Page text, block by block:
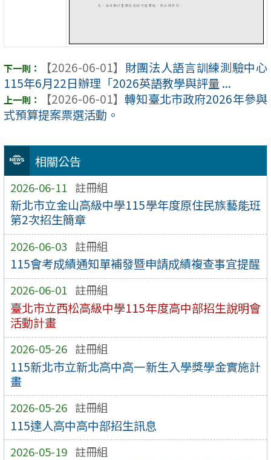
相關公告
2026-06-11 註冊組
新北市立金山高級中學115學年度原住民族藝能班
第2次招生簡章
2026-06-03 註冊組
115會考成績通知單補發暨申請成績複查事宜提醒
2026-06-01 註冊組
臺北市立西松高級中學115年度高中部招生說明會
活動計畫
2026-05-26 註冊組
115新北市立新北高中高一新生入學獎學金實施計
畫
2026-05-26 註冊組
115達人高中高中部招生訊息
2026-05-19 註冊組
【2026-06-01】 財團法人語言訓練測驗中心
115年6月22日辦理「2026英語教學與評量 ...
【2026-06-01】 轉知臺北市政府2026年參與
式預算提案票選活動。